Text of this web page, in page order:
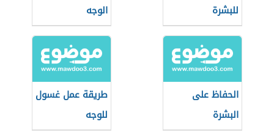
للبشرة
الوجه
الحفاظ على
البشرة
طريقة عمل غسول
للوجه